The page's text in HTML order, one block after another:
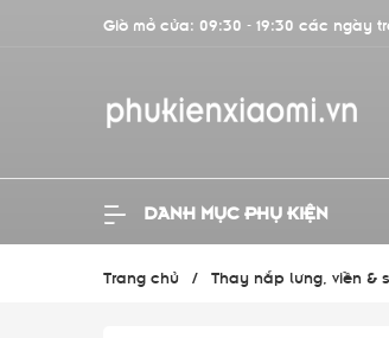
Giờ mở cửa: 09:30 - 19:30 các ngày
DANH MỤC PHỤ KIỆN
Trang chủ / Thay nắp lưng, viền &